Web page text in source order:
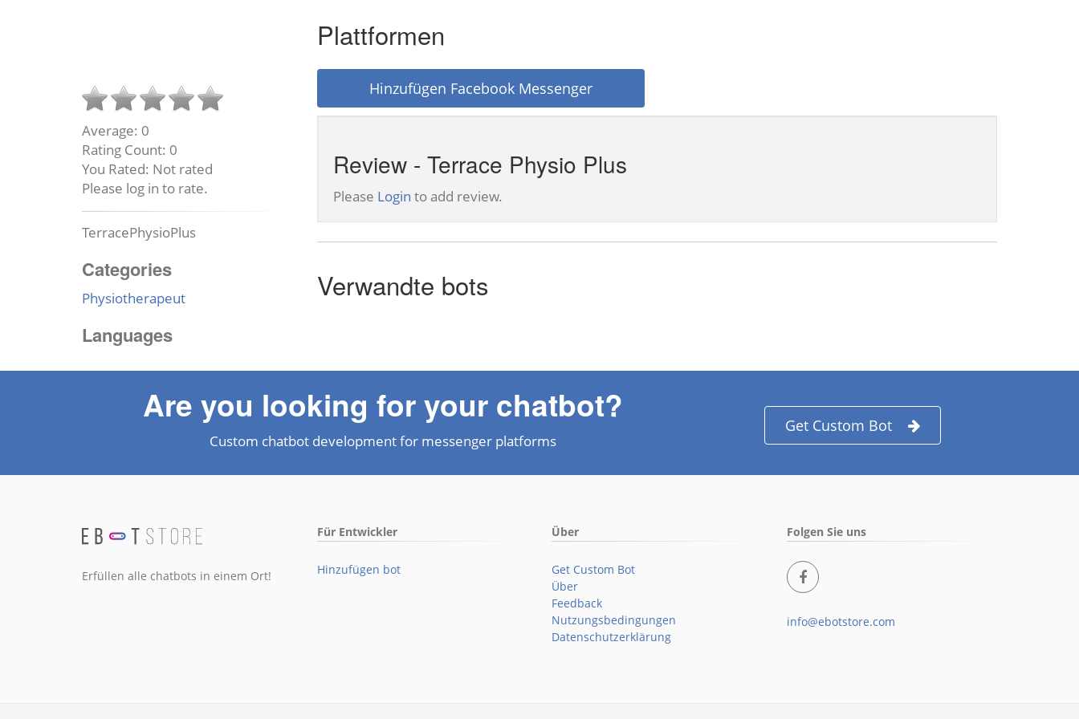
Average: 0
Rating Count: 0
You Rated: Not rated
Please log in to rate.
TerracePhysioPlus
Categories
Physiotherapeut
Languages
Plattformen
Hinzufügen Facebook Messenger
Review - Terrace Physio Plus
Please Login to add review.
Verwandte bots
Are you looking for your chatbot?
Custom chatbot development for messenger platforms
Get Custom Bot
Erfüllen alle chatbots in einem Ort!
Für Entwickler
Hinzufügen bot
Über
Get Custom Bot
Über
Feedback
Nutzungsbedingungen
Datenschutzerklärung
Folgen Sie uns
info@ebotstore.com